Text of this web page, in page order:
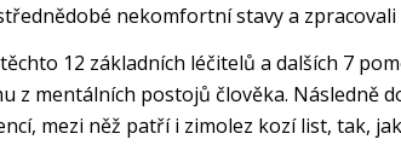
nekomfortní stavy a zpracovali
12 základních léčitelů a dalších 7
z mentálních postojů člověka. Následně
mezi něž patří i zimolez kozí list, tak,